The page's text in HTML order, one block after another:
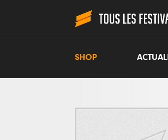
SHOP